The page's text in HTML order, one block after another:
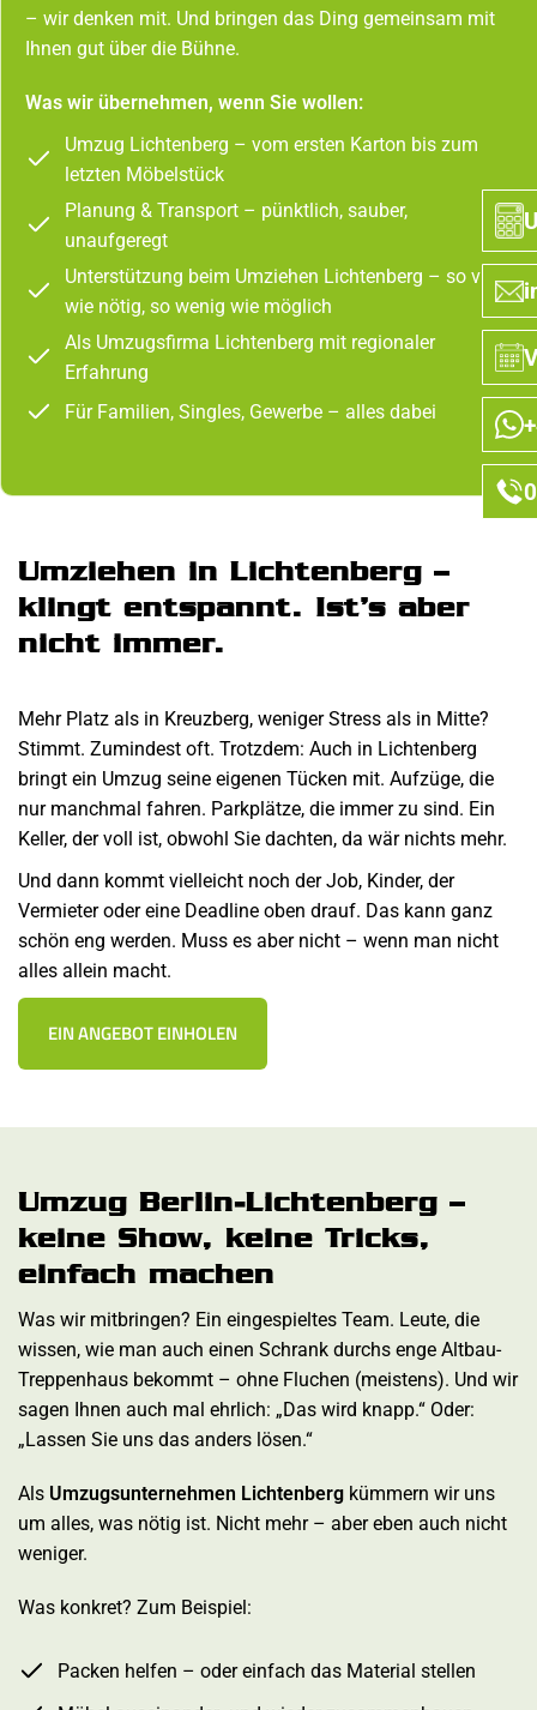
– wir denken mit. Und bringen das Ding gemeinsam mit
Ihnen gut über die Bühne.
Was wir übernehmen, wenn Sie wollen:
Umzug Lichtenberg – vom ersten Karton bis zum
letzten Möbelstück
Planung & Transport – pünktlich, sauber,
unaufgeregt
Unterstützung beim Umziehen Lichtenberg – so viel
wie nötig, so wenig wie möglich
Als Umzugsfirma Lichtenberg mit regionaler
Erfahrung
Für Familien, Singles, Gewerbe – alles dabei
Umziehen in Lichtenberg –
klingt entspannt. Ist’s aber
nicht immer.
Mehr Platz als in Kreuzberg, weniger Stress als in Mitte?
Stimmt. Zumindest oft. Trotzdem: Auch in Lichtenberg
bringt ein Umzug seine eigenen Tücken mit. Aufzüge, die
nur manchmal fahren. Parkplätze, die immer zu sind. Ein
Keller, der voll ist, obwohl Sie dachten, da wär nichts mehr.
Und dann kommt vielleicht noch der Job, Kinder, der
Vermieter oder eine Deadline oben drauf. Das kann ganz
schön eng werden. Muss es aber nicht – wenn man nicht
alles allein macht.
EIN ANGEBOT EINHOLEN
Umzug Berlin-Lichtenberg –
keine Show, keine Tricks,
einfach machen
Was wir mitbringen? Ein eingespieltes Team. Leute, die
wissen, wie man auch einen Schrank durchs enge Altbau-
Treppenhaus bekommt – ohne Fluchen (meistens). Und wir
sagen Ihnen auch mal ehrlich: „Das wird knapp.“ Oder:
„Lassen Sie uns das anders lösen.“
Als Umzugsunternehmen Lichtenberg kümmern wir uns
um alles, was nötig ist. Nicht mehr – aber eben auch nicht
weniger.
Was konkret? Zum Beispiel:
Packen helfen – oder einfach das Material stellen